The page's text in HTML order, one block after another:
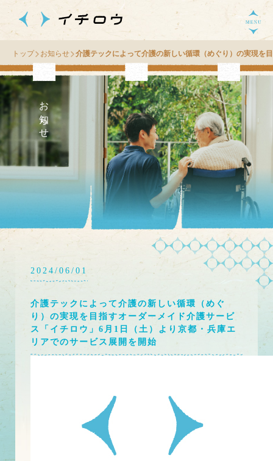
トップ お知らせ 介護テックによって介護の新しい循環（めぐり）の実現を
お知らせ
2024/06/01
介護テックによって介護の新しい循環（めぐ
り）の実現を目指すオーダーメイド介護サービ
ス「イチロウ」6月1日（土）より京都・兵庫エ
リアでのサービス展開を開始